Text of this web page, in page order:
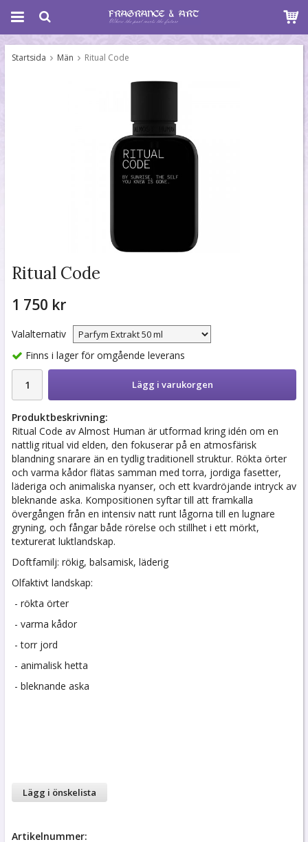
Startsida Män Ritual Code
Ritual Code
1 750 kr
Valalternativ
Finns i lager för omgående leverans
Lägg i varukorgen
Produktbeskrivning:
Ritual Code av Almost Human är utformad kring idén om en
nattlig ritual vid elden, den fokuserar på en atmosfärisk
blandning snarare än en tydlig traditionell struktur. Rökta örter
och varma kådor flätas samman med torra, jordiga fasetter,
läderiga och animaliska nyanser, och ett kvardröjande intryck av
bleknande aska. Kompositionen syftar till att framkalla
övergången från en intensiv natt runt lågorna till en lugnare
gryning, och fångar både rörelse och stillhet i ett mörkt,
texturerat luktlandskap.
Doftfamilj: rökig, balsamisk, läderig
Olfaktivt landskap:
- rökta örter
- varma kådor
- torr jord
- animalisk hetta
- bleknande aska
Lägg i önskelista
Artikelnummer: